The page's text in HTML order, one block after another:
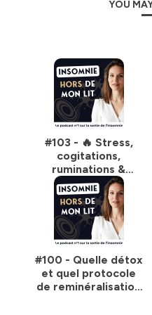
votre voieet
confidentialitepour plus
YOU
#103 - 🔥 Stress,
cogitations,
ruminations &
insomnies : les
questions qu'on me
pose tous les jours -
et mes réponses !
#100 - Quelle détox
et quel protocole
de reminéralisation